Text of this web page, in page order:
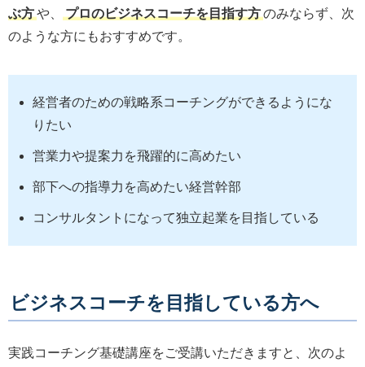
ぶ方や、 プロのビジネスコーチを目指す方のみならず、次
のような方にもおすすめです。
経営者のための戦略系コーチングができるようにな
りたい
営業力や提案力を飛躍的に高めたい
部下への指導力を高めたい経営幹部
コンサルタントになって独立起業を目指している
ビジネスコーチを目指している方へ
実践コーチング基礎講座をご受講いただきますと、次のよ